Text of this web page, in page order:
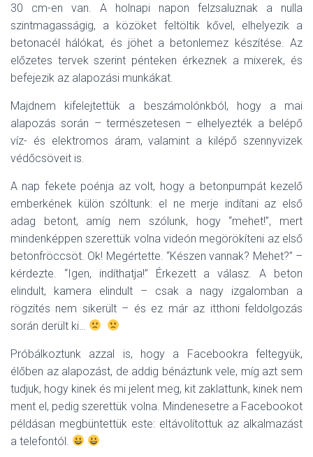
30 cm-en van. A holnapi napon felzsaluznak a nulla
szintmagasságig, a közöket feltöltik kővel, elhelyezik a
betonacél hálókat, és jöhet a betonlemez készítése. Az
előzetes tervek szerint pénteken érkeznek a mixerek, és
befejezik az alapozási munkákat.
Majdnem kifelejtettük a beszámolónkból, hogy a mai
alapozás során – természetesen – elhelyezték a belépő
víz- és elektromos áram, valamint a kilépő szennyvizek
védőcsöveit is.
A nap fekete poénja az volt, hogy a betonpumpát kezelő
emberkének külön szóltunk: el ne merje indítani az első
adag betont, amíg nem szólunk, hogy “mehet!”, mert
mindenképpen szerettük volna videón megörökíteni az első
betonfröccsöt. Ok! Megértette. “Készen vannak? Mehet?” –
kérdezte. “Igen, indíthatja!” Érkezett a válasz. A beton
elindult, kamera elindult – csak a nagy izgalomban a
rögzítés nem sikerült – és ez már az itthoni feldolgozás
során derült ki…
Próbálkoztunk azzal is, hogy a Facebookra feltegyük,
élőben az alapozást, de addig bénáztunk vele, míg azt sem
tudjuk, hogy kinek és mi jelent meg, kit zaklattunk, kinek nem
ment el, pedig szerettük volna. Mindenesetre a Facebookot
példásan megbüntettük este: eltávolítottuk az alkalmazást
a telefontól.